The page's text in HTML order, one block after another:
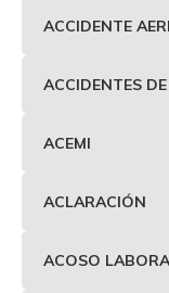
ACCIDENTE
ACCIDENTES
ACEMI
ACLARACIÓN
ACOSO